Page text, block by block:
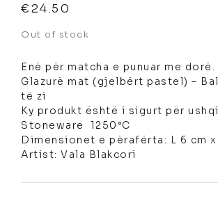
€24.50
Out of stock
Enë për matcha e punuar me dorë.
Glazurë mat (gjelbërt pastel) –
të zi
Ky produkt është i sigurt për
Stoneware 1250°C
Dimensionet e përafërta: L 6 cm x
Artist: Vala Blakcori